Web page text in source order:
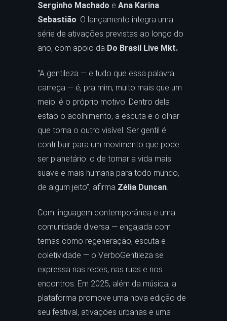
Serginho Machado e Ana Karina
Sebastião. O lançamento integra uma
série de ativações previstas ao longo do
ano, com apoio da Do Brasil Live Mkt.
“A gentileza — e tudo que essa palavra
carrega — é, pra mim, muito mais que um
meio: é o próprio motivo. Dentro dela
estão o acolhimento, a escuta e o olhar
que torna o outro visível. Ser gentil é
contribuir para um movimento que pode
ser planetário: o de tornar a vida mais
suave e mais humana para todo mundo,
de algum jeito”, afirma Zélia Duncan.
Com linguagem contemporânea e uma
comunidade diversa — engajada com
temas como regeneração, escuta e
coletividade — o VerboGentileza se
expressa nas redes, nas ruas e nos
encontros. Em 2025, além da música, a
plataforma promove uma nova edição de
seu festival, ativações urbanas e uma